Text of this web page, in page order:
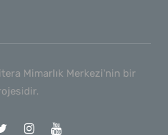
Mimarlık Merkezi'nin bir